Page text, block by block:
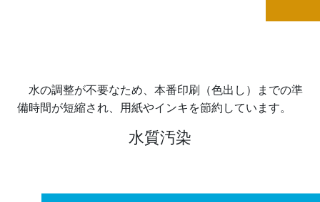
水の調整が不要なため、本番印刷（色出し）までの準
備時間が短縮され、用紙やインキを節約しています。
水質汚染